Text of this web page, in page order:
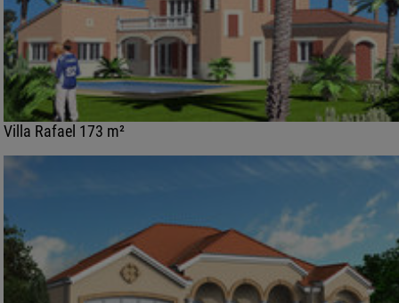
Villa Rafael 173 m²